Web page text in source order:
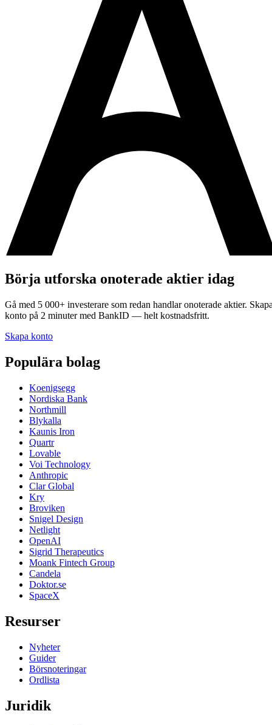
Börja utforska onoterade aktier idag
Gå med 5 000+ investerare som redan handlar onoterade aktier.
konto på 2 minuter med BankID — helt kostnadsfritt.
Skapa konto
Populära bolag
Koenigsegg
Nordiska Bank
Northmill
Blykalla
Kaunis Iron
Quartr
Lovable
Voi Technology
Anthropic
Clar Global
Kry
Broviken
Snigel Design
Netlight
OpenAI
Sigrid Therapeutics
Moank Fintech Group
Candela
Doktor.se
SpaceX
Resurser
Nyheter
Guider
Börsnoteringar
Ordlista
Juridik